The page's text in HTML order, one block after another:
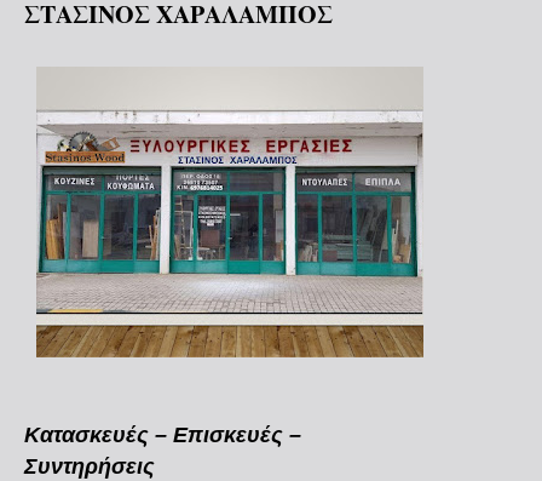
ΣΤΑΣΙΝΟΣ ΧΑΡΑΛΑΜΠΟΣ
Κατασκευές – Επισκευές –
Συντηρήσεις